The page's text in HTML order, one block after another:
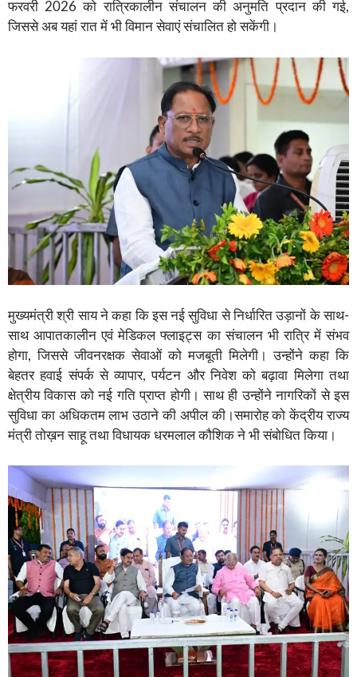
फरवरी 2026 को रात्रिकालीन संचालन की अनुमति प्रदान की गई,
जिससे अब यहां रात में भी विमान सेवाएं संचालित हो सकेंगी।
मुख्यमंत्री श्री साय ने कहा कि इस नई सुविधा से निर्धारित उड़ानों के साथ-
साथ आपातकालीन एवं मेडिकल फ्लाइट्स का संचालन भी रात्रि में संभव
होगा, जिससे जीवनरक्षक सेवाओं को मजबूती मिलेगी। उन्होंने कहा कि
बेहतर हवाई संपर्क से व्यापार, पर्यटन और निवेश को बढ़ावा मिलेगा तथा
क्षेत्रीय विकास को नई गति प्राप्त होगी। साथ ही उन्होंने नागरिकों से इस
सुविधा का अधिकतम लाभ उठाने की अपील की।समारोह को केंद्रीय राज्य
मंत्री तोख़न साहू तथा विधायक धरमलाल कौशिक ने भी संबोधित किया।